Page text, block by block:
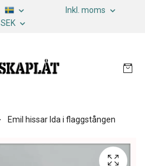
Inkl. moms
SEK
Emil hissar Ida i flaggstången